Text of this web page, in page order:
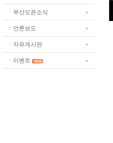
ㆍ부산오픈소식
ㆍ언론보도
ㆍ자유게시판
ㆍ이벤트